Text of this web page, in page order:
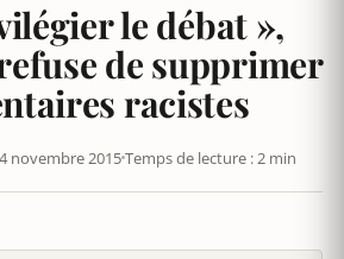
le débat »,
de supprimer
racistes
novembre 2015Temps de lecture : 2 min